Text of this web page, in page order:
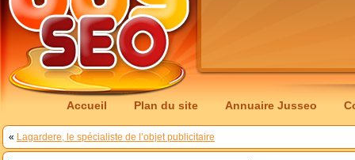
Accueil Plan du site Annuaire Jusseo
« Lagardere, le spécialiste de l’objet publicitaire